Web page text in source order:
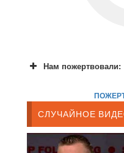
Нам пожертвовали:
СЛУЧАЙНОЕ